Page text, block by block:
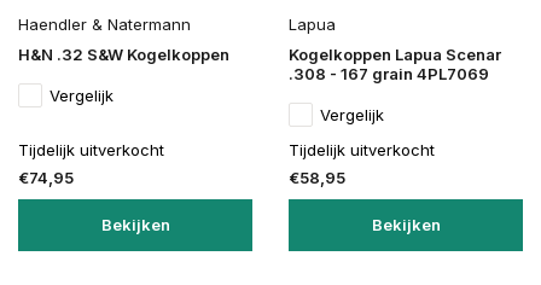
Haendler & Natermann
H&N .32 S&W Kogelkoppen
Vergelijk
Tijdelijk uitverkocht
€74,95
Bekijken
Lapua
Kogelkoppen Lapua Scenar
.308 - 167 grain 4PL7069
Vergelijk
Tijdelijk uitverkocht
€58,95
Bekijken